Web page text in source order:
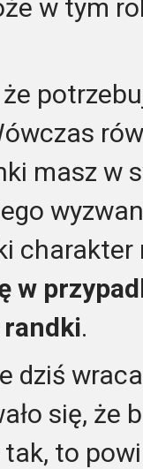
w tym
masz w
w
.
dziś
się, że
tak, to